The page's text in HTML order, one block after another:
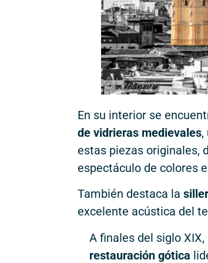
En su interior se
de vidrieras medievales,
estas piezas originales,
espectáculo de colores
También destaca la
excelente acústica del
A finales del siglo
restauración gótica